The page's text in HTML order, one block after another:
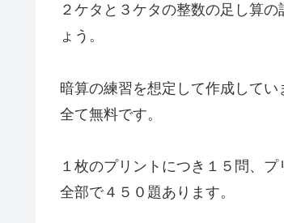
２ケタと３ケタの整数の足し算
ょう。
暗算の練習を想定して作成してい
全て無料です。
１枚のプリントにつき１５問、プ
全部で４５０題あります。